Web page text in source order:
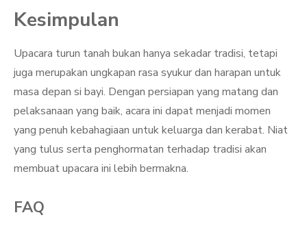
Kesimpulan
Upacara turun tanah bukan hanya sekadar tradisi, tetapi
juga merupakan ungkapan rasa syukur dan harapan untuk
masa depan si bayi. Dengan persiapan yang matang dan
pelaksanaan yang baik, acara ini dapat menjadi momen
yang penuh kebahagiaan untuk keluarga dan kerabat. Niat
yang tulus serta penghormatan terhadap tradisi akan
membuat upacara ini lebih bermakna.
FAQ